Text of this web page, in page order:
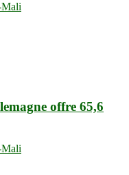
offre 65,6